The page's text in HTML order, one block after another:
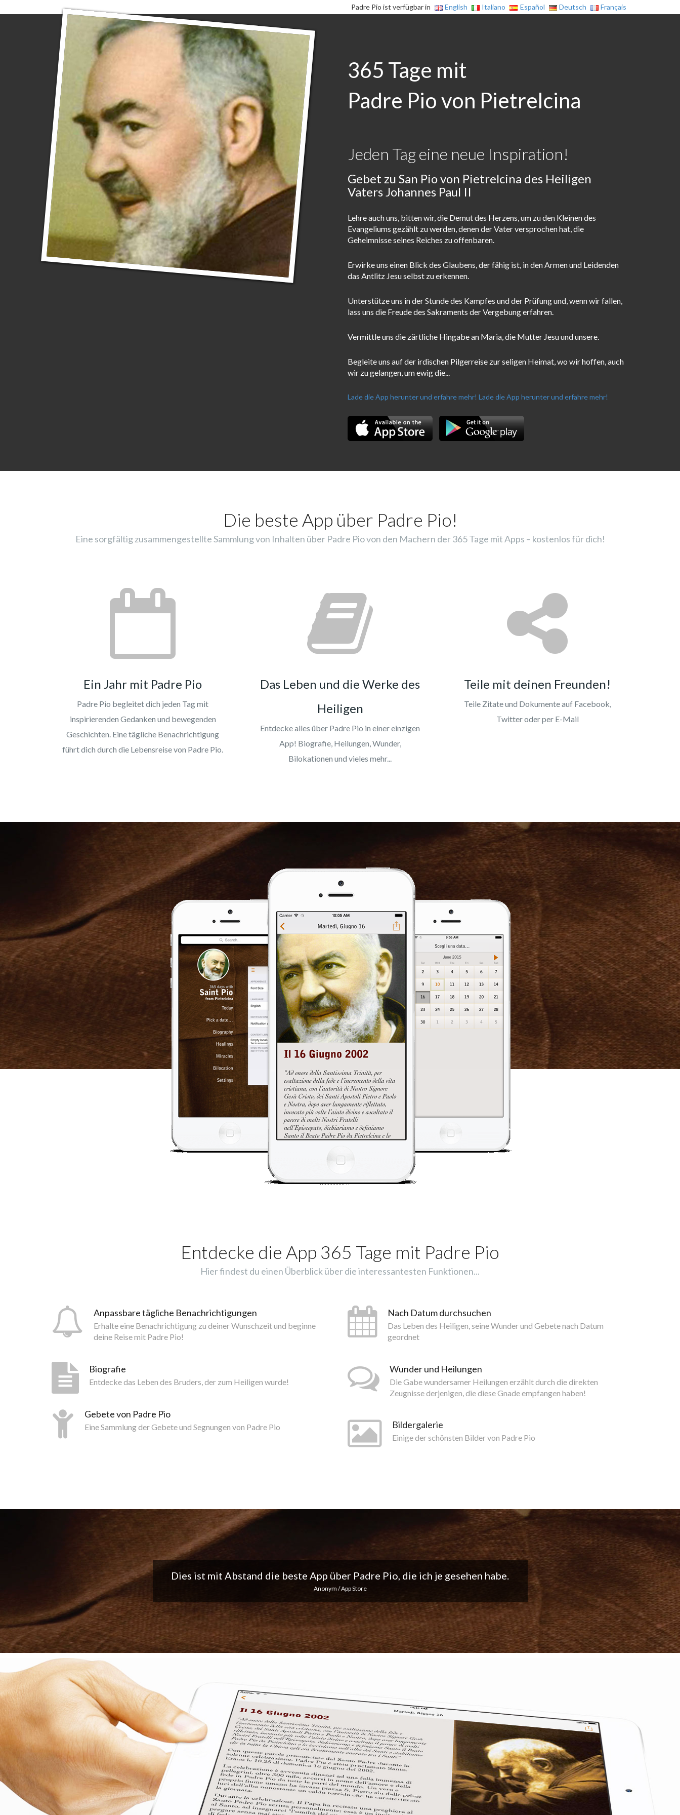
Padre Pio ist verfügbar in English Italiano Español Deutsch Français
365 Tage mit
Padre Pio von Pietrelcina
Jeden Tag eine neue Inspiration!
Gebet zu San Pio von Pietrelcina des Heiligen
Vaters Johannes Paul II
Lehre auch uns, bitten wir, die Demut des Herzens, um zu den Kleinen des
Evangeliums gezählt zu werden, denen der Vater versprochen hat, die
Geheimnisse seines Reiches zu offenbaren.
Erwirke uns einen Blick des Glaubens, der fähig ist, in den Armen und Leidenden
das Antlitz Jesu selbst zu erkennen.
Unterstütze uns in der Stunde des Kampfes und der Prüfung und, wenn wir fallen,
lass uns die Freude des Sakraments der Vergebung erfahren.
Vermittle uns die zärtliche Hingabe an Maria, die Mutter Jesu und unsere.
Begleite uns auf der irdischen Pilgerreise zur seligen Heimat, wo wir hoffen, auch
wir zu gelangen, um ewig die...
Lade die App herunter und erfahre mehr! Lade die App herunter und erfahre mehr!
Die beste App über Padre Pio!
Eine sorgfältig zusammengestellte Sammlung von Inhalten über Padre Pio von den Machern der 365 Tage mit Apps – kostenlos für dich!
Ein Jahr mit Padre Pio
Padre Pio begleitet dich jeden Tag mit
inspirierenden Gedanken und bewegenden
Geschichten. Eine tägliche Benachrichtigung
führt dich durch die Lebensreise von Padre Pio.
Das Leben und die Werke des
Heiligen
Entdecke alles über Padre Pio in einer einzigen
App! Biografie, Heilungen, Wunder,
Bilokationen und vieles mehr...
Teile mit deinen Freunden!
Teile Zitate und Dokumente auf Facebook,
Twitter oder per E-Mail
Entdecke die App 365 Tage mit Padre Pio
Hier findest du einen Überblick über die interessantesten Funktionen...
Anpassbare tägliche Benachrichtigungen
Erhalte eine Benachrichtigung zu deiner Wunschzeit und beginne
deine Reise mit Padre Pio!
Biografie
Entdecke das Leben des Bruders, der zum Heiligen wurde!
Gebete von Padre Pio
Eine Sammlung der Gebete und Segnungen von Padre Pio
Nach Datum durchsuchen
Das Leben des Heiligen, seine Wunder und Gebete nach Datum
geordnet
Wunder und Heilungen
Die Gabe wundersamer Heilungen erzählt durch die direkten
Zeugnisse derjenigen, die diese Gnade empfangen haben!
Bildergalerie
Einige der schönsten Bilder von Padre Pio
Tolle App, ich liebe die täglichen Benachrichtigungen... Macht weiter so!